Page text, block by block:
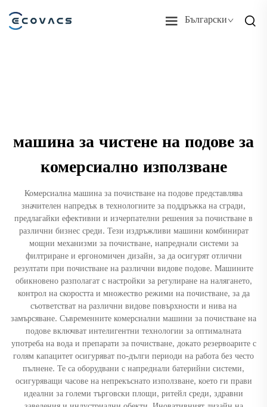
Български
машина за чистене на подове за
комерсиално използване
Комерсиална машина за почистване на подове представлява
значителен напредък в технологиите за поддръжка на сгради,
предлагайки ефективни и изчерпателни решения за почистване в
различни бизнес среди. Тези издръжливи машини комбинират
мощни механизми за почистване, напреднали системи за
филтриране и ергономичен дизайн, за да осигурят отлични
резултати при почистване на различни видове подове. Машините
обикновено разполагат с настройки за регулиране на налягането,
контрол на скоростта и множество режими на почистване, за да
съответстват на различни видове повърхности и нива на
замърсяване. Съвременните комерсиални машини за почистване на
подове включват интелигентни технологии за оптималната
употреба на вода и препарати за почистване, докато резервоарите с
голям капацитет осигуряват по-дълги периоди на работа без често
пълнене. Те са оборудвани с напреднали батерийни системи,
осигуряващи часове на непрекъснато използване, което ги прави
идеални за големи търговски площи, ритейл среди, здравни